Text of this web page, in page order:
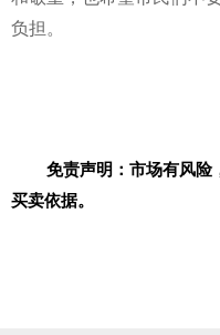
负担。
免责声明：市场有风险
买卖依据。